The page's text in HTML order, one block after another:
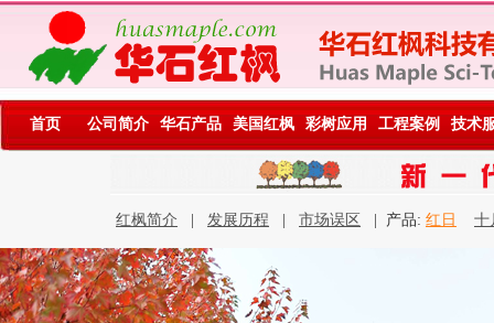
首页 公司简介 华石产品 美国红枫 彩树应用 工程案例 技术
红枫简介 发展历程 市场误区 | 产品: 红日 十